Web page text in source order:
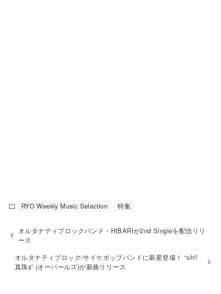
RYO Weekly Music Selection 特集
オルタナティブロックバンド・HIBARIが2nd Singleを配信リリ
ース
オルタナティブロック/サイケポップバンドに新星登場！ “oh!!
真珠s” (オーパールズ)が新曲リリース